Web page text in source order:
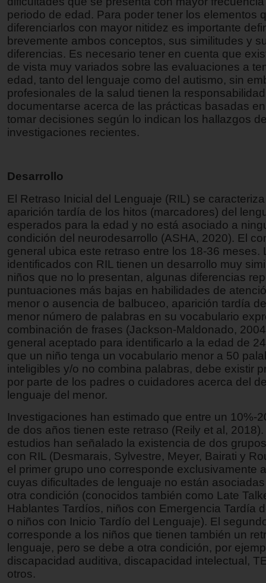
periodo de edad. Para poder tener los elementos
diferenciarlos con mayor nitidez es importante
brevemente ambos conceptos, sus similitudes y
diferencias. Es necesario tener en cuenta que
de vista muy variados sobre las evaluaciones a
edad, tanto del lenguaje como del autismo, sin
profesionales de la salud tienen la
documentarse acerca de las prácticas basadas
tomar decisiones según lo indican los hallazgos
investigaciones recientes.
Desarrollo
El Retraso Inicial del Lenguaje (RIL) se
aparición tardía de los hitos (marcadores) del
esperados para la edad y no está asociado a
condición del neurodesarrollo (ASHA, 2020). El
general ubica este retraso entre los 18-36 meses.
identificados con RIL tienen un desarrollo muy
niños que no lo presentan, algunas diferencias
puntuaciones más bajas en habilidades de
menor o ausencia de balbuceo, aparición tardía
menor número de palabras en su vocabulario
combinación de frases (Jackson-Maldonado,
general aceptado para identificarlo a la edad de
que un niño tenga un vocabulario menor a 50
inteligibles y/o no combina palabras, debe existir
por parte de los padres o cuidadores acerca del
lenguaje del menor.
Investigaciones han estimado que entre un 10%-
de dos años tienen este retraso (Reily et al,
estudios han señalado la existencia de dos
con RIL (Desmarais, Sylvestre, Meyer, Bairati y
el primer grupo uno corresponde exclusivamente
cuyas dificultades de lenguaje no están
otra condición (conocidos también como Late
Hablantes Tardíos, niños con Emergencia Tardía
o niños con Inicio Tardío del Lenguaje). El
corresponde a los niños que tienen también un
lenguaje, pero se debe a otra condición, por
discapacidad auditiva, discapacidad intelectual,
otros.